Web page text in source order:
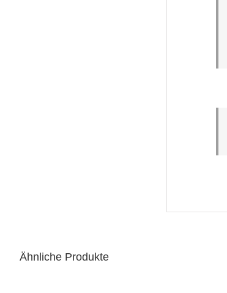
Ähnliche Produkte